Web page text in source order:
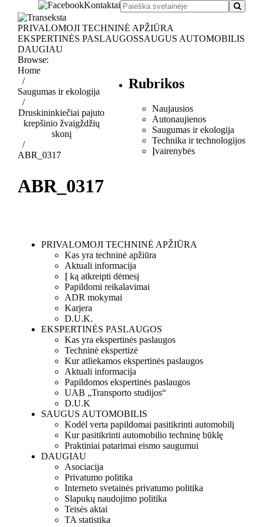
Kontaktai
PRIVALOMOJI TECHNINĖ APŽIŪRA
EKSPERTINĖS PASLAUGOSSAUGUS AUTOMOBILIS
DAUGIAU
Rubrikos
Naujausios
Autonaujienos
Saugumas ir ekologija
Technika ir technologijos
Įvairenybės
Browse:
Home
Saugumas ir ekologija
Druskininkiečiai pajuto
krepšinio žvaigždžių
skonį
ABR_0317
ABR_0317
PRIVALOMOJI TECHNINĖ APŽIŪRA
Kas yra techninė apžiūra
Aktuali informacija
Į ką atkreipti dėmesį
Papildomi reikalavimai
ADR mokymai
Karjera
D.U.K.
EKSPERTINĖS PASLAUGOS
Kas yra ekspertinės paslaugos
Techninė ekspertizė
Kur atliekamos ekspertinės paslaugos
Aktuali informacija
Papildomos ekspertinės paslaugos
UAB „Transporto studijos“
D.U.K
SAUGUS AUTOMOBILIS
Kodėl verta papildomai pasitikrinti automobilį
Kur pasitikrinti automobilio techninę būklę
Praktiniai patarimai eismo saugumui
DAUGIAU
Asociacija
Privatumo politika
Interneto svetainės privatumo politika
Slapukų naudojimo politika
Teisės aktai
TA statistika